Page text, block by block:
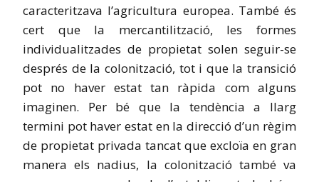
caracteritzava l’agricultura europea. També és
cert que la mercantilització, les formes
individualitzades de propietat solen seguir-se
després de la colonització, tot i que la transició
pot no haver estat tan ràpida com alguns
imaginen. Per bé que la tendència a llarg
termini pot haver estat en la direcció d’un règim
de propietat privada tancat que excloïa en gran
manera els nadius, la colonització també va